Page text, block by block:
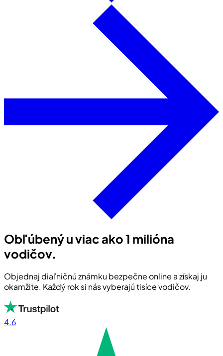
Obľúbený u viac ako 1 milióna
vodičov.
Objednaj diaľničnú známku bezpečne online a získaj ju
okamžite. Každý rok si nás vyberajú tisíce vodičov.
4.6